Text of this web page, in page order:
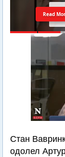
Read
Стан
одолел